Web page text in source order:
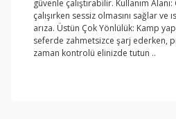
güvenle çalıştırabilir. Kullanım
çalışırken sessiz olmasını sağlar ve
arıza. Üstün Çok Yönlülük: Kamp
seferde zahmetsizce şarj ederken,
zaman kontrolü elinizde tutun ..